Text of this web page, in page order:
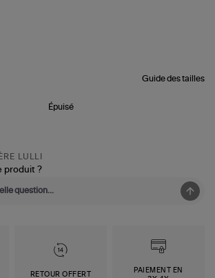
Guide des tailles
Épuisé
LULLI
produit ?
RETOUR OFFERT
PAIEMENT EN